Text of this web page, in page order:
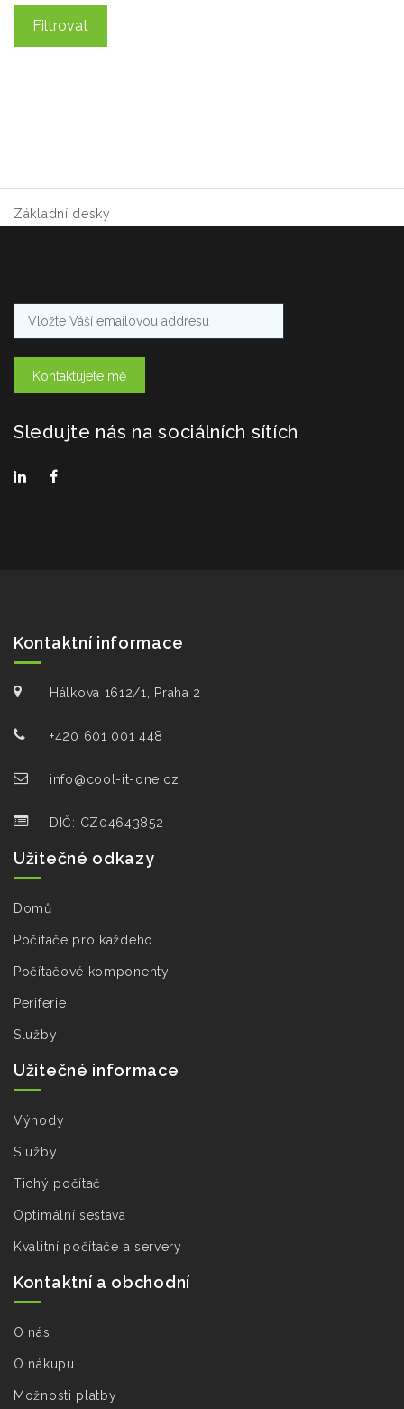
Filtrovat
Základní desky
Kontaktujete mě
Sledujte nás na sociálních sítích
Kontaktní informace
Hálkova 1612/1, Praha 2
+420 601 001 448
info@cool-it-one.cz
DIČ: CZ04643852
Užitečné odkazy
Domů
Počítače pro každého
Počítačové komponenty
Periferie
Služby
Užitečné informace
Výhody
Služby
Tichý počítač
Optimální sestava
Kvalitní počítače a servery
Kontaktní a obchodní
O nás
O nákupu
Možnosti platby